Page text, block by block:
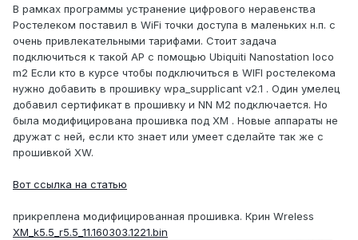
В рамках программы устранение цифрового неравенства
Ростелеком поставил в WiFi точки доступа в маленьких н.п. с
очень привлекательными тарифами. Стоит задача
подключиться к такой AP с помощью Ubiquiti Nanostation loco
m2 Если кто в курсе чтобы подключиться в WIFI ростелекома
нужно добавить в прошивку wpa_supplicant v2.1 . Один умелец
добавил сертификат в прошивку и NN M2 подключается. Но
была модифицирована прошивка под XM . Новые аппараты не
дружат с ней, если кто знает или умеет сделайте так же с
прошивкой XW.
Вот ссылка на статью
прикреплена модифицированная прошивка. Крин Wreless
XM_k5.5_r5.5_11.160303.1221.bin